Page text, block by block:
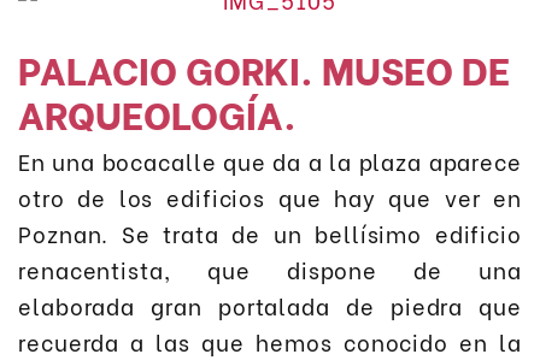
PALACIO GORKI. MUSEO DE
ARQUEOLOGÍA.
En una bocacalle que da a la plaza aparece
otro de los edificios que hay que ver en
Poznan. Se trata de un bellísimo edificio
renacentista, que dispone de una
elaborada gran portalada de piedra que
recuerda a las que hemos conocido en la